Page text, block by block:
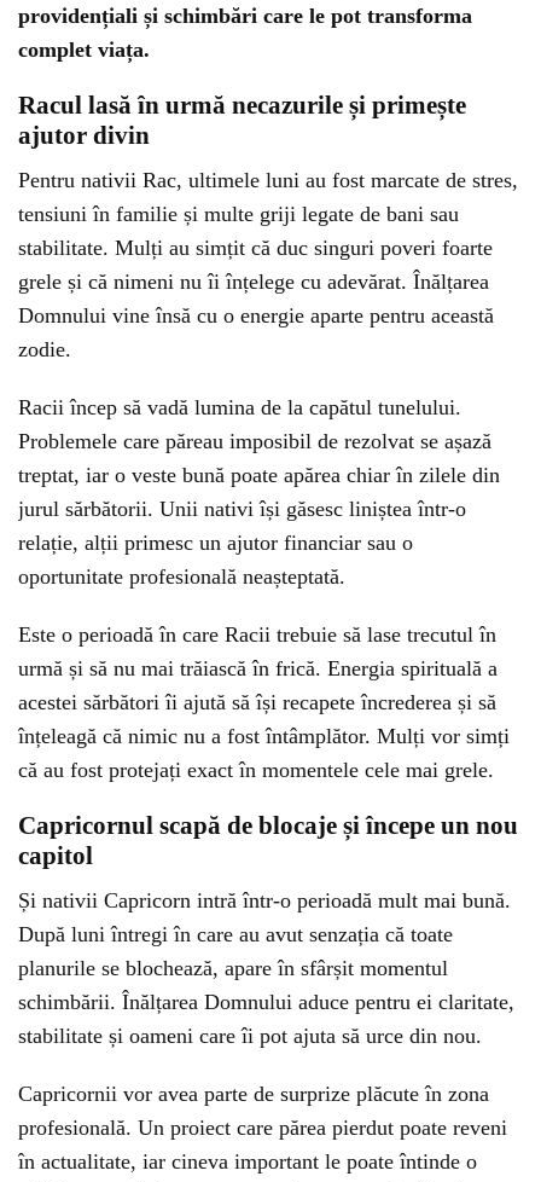
providențiali și schimbări care le pot transforma
complet viața.
Racul lasă în urmă necazurile și primește
ajutor divin
Pentru nativii Rac, ultimele luni au fost marcate de stres,
tensiuni în familie și multe griji legate de bani sau
stabilitate. Mulți au simțit că duc singuri poveri foarte
grele și că nimeni nu îi înțelege cu adevărat. Înălțarea
Domnului vine însă cu o energie aparte pentru această
zodie.
Racii încep să vadă lumina de la capătul tunelului.
Problemele care păreau imposibil de rezolvat se așază
treptat, iar o veste bună poate apărea chiar în zilele din
jurul sărbătorii. Unii nativi își găsesc liniștea într-o
relație, alții primesc un ajutor financiar sau o
oportunitate profesională neașteptată.
Este o perioadă în care Racii trebuie să lase trecutul în
urmă și să nu mai trăiască în frică. Energia spirituală a
acestei sărbători îi ajută să își recapete încrederea și să
înțeleagă că nimic nu a fost întâmplător. Mulți vor simți
că au fost protejați exact în momentele cele mai grele.
Capricornul scapă de blocaje și începe un nou
capitol
Și nativii Capricorn intră într-o perioadă mult mai bună.
După luni întregi în care au avut senzația că toate
planurile se blochează, apare în sfârșit momentul
schimbării. Înălțarea Domnului aduce pentru ei claritate,
stabilitate și oameni care îi pot ajuta să urce din nou.
Capricornii vor avea parte de surprize plăcute în zona
profesională. Un proiect care părea pierdut poate reveni
în actualitate, iar cineva important le poate întinde o